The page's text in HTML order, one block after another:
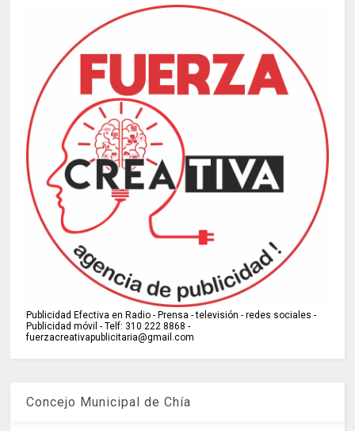
Publicidad Efectiva en Radio - Prensa - televisión - redes sociales -
Publicidad móvil - Telf: 310 222 8868 -
fuerzacreativapublicitaria@gmail.com
Concejo Municipal de Chía